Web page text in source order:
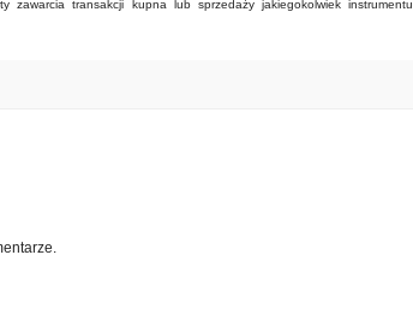
transakcji kupna lub sprzedaży jakiegokolwiek instrumentu